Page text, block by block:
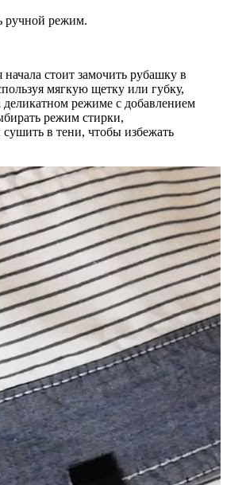
ручной режим.
стоит замочить рубашку в
мягкую щетку или губку,
деликатном режиме с добавлением
режим стирки,
в тени, чтобы избежать